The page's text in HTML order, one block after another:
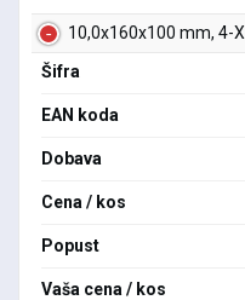
10,0x160x100 mm, 4-X
Šifra
EAN koda
Dobava
Cena / kos
Popust
Vaša cena / kos